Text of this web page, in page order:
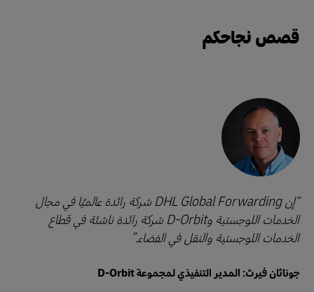
قصص نجاحكم
إن DHL Global Forwarding شركة رائدة عالميًا في مجال
الخدمات اللوجستية وD-Orbit شركة رائدة ناشئة في قطاع
الخدمات اللوجستية والنقل في الفضاء.
جوناثان فيرث: المدير التنفيذي لمجموعة D-Orbit